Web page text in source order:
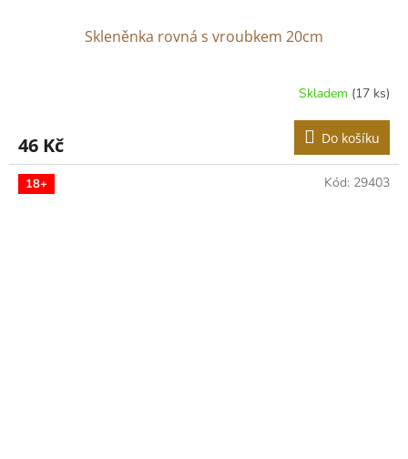
Skleněnka rovná s vroubkem 20cm
Skladem (17 ks)
46 Kč Do košíku
18+ Kód: 29403